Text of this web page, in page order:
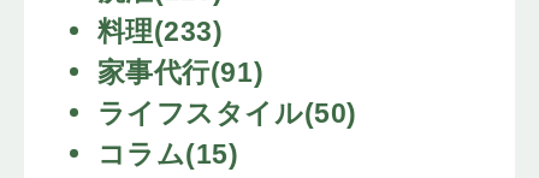
料理(233)
家事代行(91)
ライフスタイル(50)
コラム(15)